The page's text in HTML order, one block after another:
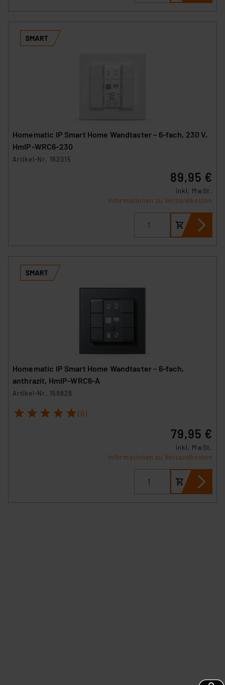
Homematic IP Smart Home Wandtaster – 6-fach, 230 V,
HmIP-WRC6-230
Artikel-Nr. 162015
89,95 €
inkl. MwSt.
Informationen zu Versandkosten
Homematic IP Smart Home Wandtaster – 6-fach,
anthrazit, HmIP-WRC6-A
Artikel-Nr. 159828
1 2 3 4 5 (6)
79,95 €
inkl. MwSt.
Informationen zu Versandkosten